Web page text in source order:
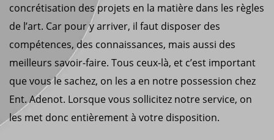
concrétisation des projets en la matière dans les règles
de l’art. Car pour y arriver, il faut disposer des
compétences, des connaissances, mais aussi des
meilleurs savoir-faire. Tous ceux-là, et c’est important
que vous le sachez, on les a en notre possession chez
Ent. Adenot. Lorsque vous sollicitez notre service, on
les met donc entièrement à votre disposition.